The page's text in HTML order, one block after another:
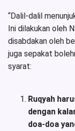
“Dalil-dalil
Ini dilakukan oleh
disabdakan oleh
juga sepakat
syarat:
Ruqyah
dengan
doa-doa